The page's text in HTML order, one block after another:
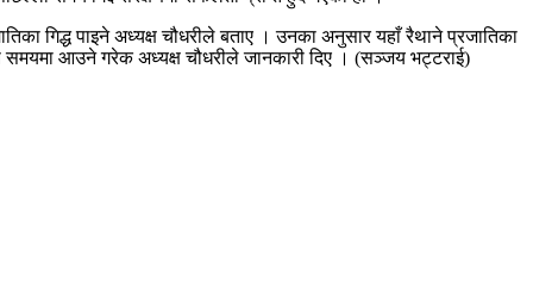
गिद्ध पाइने अध्यक्ष चौधरीले बताए । उनका अनुसार यहाँ रैथाने प्रजातिका
समयमा आउने गरेक अध्यक्ष चौधरीले जानकारी दिए । (सञ्जय भट्टराई)